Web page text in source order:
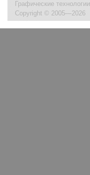
Графические технологии
Copyright © 2005—2026